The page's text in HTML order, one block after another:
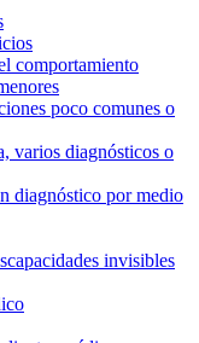
comportamiento
poco comunes o
varios diagnósticos o
diagnóstico por medio
invisibles